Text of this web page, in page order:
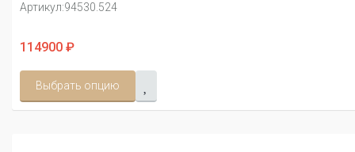
Артикул:94530.524
114900 ₽
Выбрать опцию